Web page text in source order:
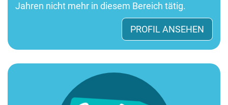
Jahren nicht mehr in diesem Bereich tätig.
PROFIL ANSEHEN